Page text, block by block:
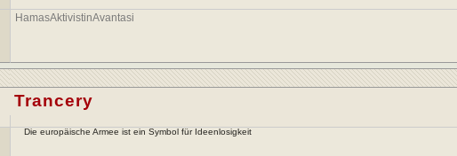
HamasAktivistinAvantasi
Trancery
Die europäische Armee ist ein Symbol für Ideenlosigkeit